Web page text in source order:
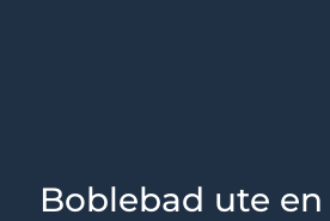
Boblebad ute